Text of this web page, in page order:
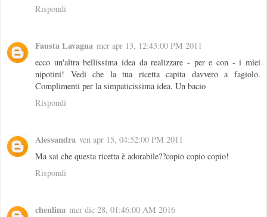
Rispondi
Fausta Lavagna mer apr 13, 12:43:00 PM 2011
ecco un'altra bellissima idea da realizzare - per e con - i miei
nipotini! Vedi che la tua ricetta capita davvero a fagiolo.
Complimenti per la simpaticissima idea. Un bacio
Rispondi
Alessandra ven apr 15, 04:52:00 PM 2011
Ma sai che questa ricetta è adorabile??copio copio copio!
Rispondi
chenlina mer dic 28, 01:46:00 AM 2016